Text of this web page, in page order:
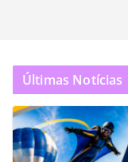
Últimas Notícias